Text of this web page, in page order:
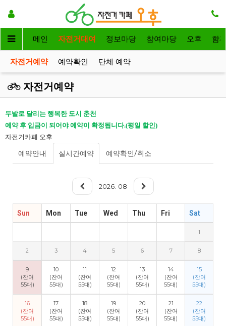
메인 자전거대여 정보마당 참여마당 오후 함
자전거예약 예약확인 단체 예약
자전거예약
두발로 달리는 행복한 도시 춘천
예약 후 입금이 되어야 예약이 확정됩니다.(평일 할인)
자전거카페 오후
예약안내 실시간예약 예약확인/취소
2026 08
Sun Mon Tue Wed Thu Fri Sat
1
2 3 4 5 6 7 8
9
(잔여
55대)
10
(잔여
55대)
11
(잔여
55대)
12
(잔여
55대)
13
(잔여
55대)
14
(잔여
55대)
15
(잔여
55대)
16
(잔여
55대)
17
(잔여
55대)
18
(잔여
55대)
19
(잔여
55대)
20
(잔여
55대)
21
(잔여
55대)
22
(잔여
55대)